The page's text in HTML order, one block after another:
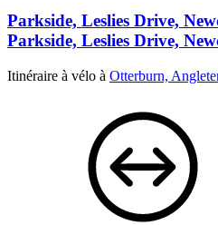
Parkside, Leslies Drive,
Parkside, Leslies Drive,
Itinéraire à vélo à Otterburn,